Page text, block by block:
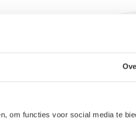
om functies voor social media te
Meer over aanpasbare